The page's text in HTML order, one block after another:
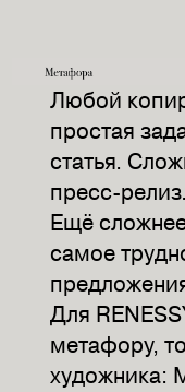
Любой
простая
статья.
пресс-релиз.
Ещё
самое
Для
метафору,